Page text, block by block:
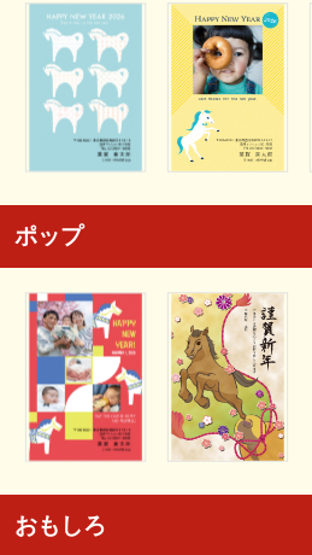
ポップ
おもしろ